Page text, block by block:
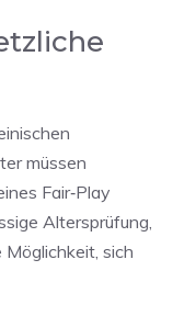
müssen
Fair‑Play
Altersprüfung,
sich